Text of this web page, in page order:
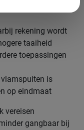
rekening wordt
taaiheid
toepassingen
is
op eindmaat
vereisen
gangbaar bij